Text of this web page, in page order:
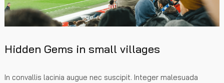
Hidden Gems in small villages
In convallis lacinia augue nec suscipit. Integer malesuada